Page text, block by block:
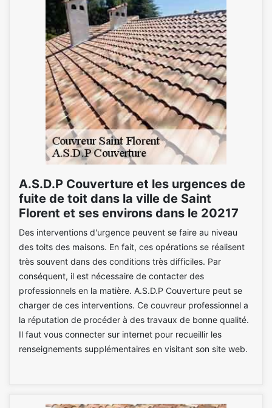
A.S.D.P Couverture et les urgences de
fuite de toit dans la ville de Saint
Florent et ses environs dans le 20217
Des interventions d'urgence peuvent se faire au niveau
des toits des maisons. En fait, ces opérations se réalisent
très souvent dans des conditions très difficiles. Par
conséquent, il est nécessaire de contacter des
professionnels en la matière. A.S.D.P Couverture peut se
charger de ces interventions. Ce couvreur professionnel a
la réputation de procéder à des travaux de bonne qualité.
Il faut vous connecter sur internet pour recueillir les
renseignements supplémentaires en visitant son site web.